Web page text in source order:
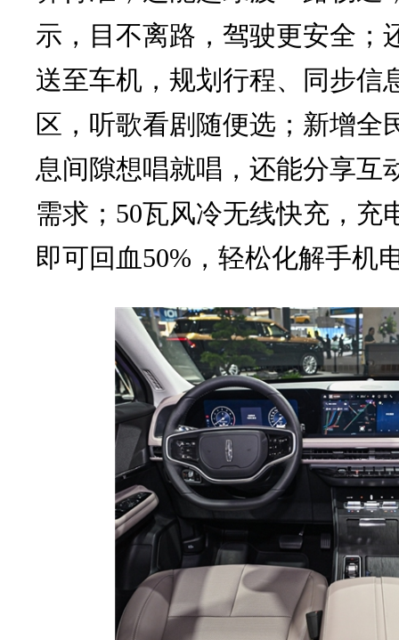
示，目不离路，驾驶更安全；
送至车机，规划行程、同步信
区，听歌看剧随便选；新增全
息间隙想唱就唱，还能分享互
需求；50瓦风冷无线快充，充
即可回血50%，轻松化解手机